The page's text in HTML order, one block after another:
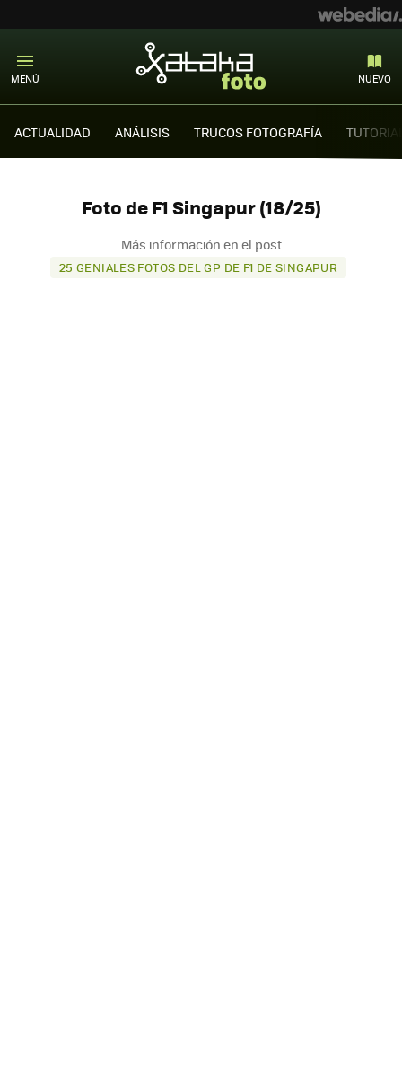
MENÚ NUEVO
ACTUALIDAD ANÁLISIS TRUCOS FOTOGRAFÍA
Foto de F1 Singapur (18/25)
Más información en el post
25 GENIALES FOTOS DEL GP DE F1 DE SINGAPUR